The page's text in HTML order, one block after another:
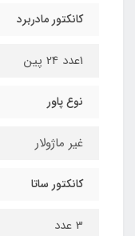
کانکتور مادربرد
1عدد 24 پین
نوع پاور
غیر ماژولار
کانکتور ساتا
3 عدد